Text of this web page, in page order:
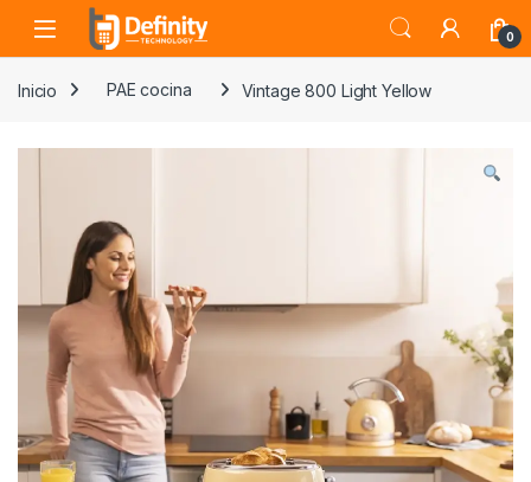
Skip to navigation
Skip to content
Open 0
Inicio PAE cocina Vintage 800 Light Yellow